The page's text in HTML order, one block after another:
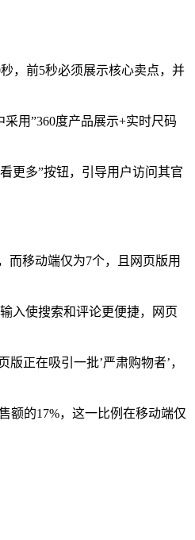
，前5秒必须展示核心卖点，并
用”360度产品展示+实时尺码
更多”按钮，引导用户访问其官
而移动端仅为7个，且网页版用
入使搜索和评论更便捷，网页
正在吸引一批’严肃购物者’，
额的17%，这一比例在移动端仅